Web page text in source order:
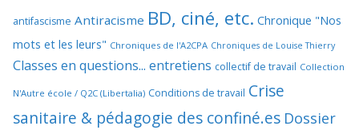
antifascisme Antiracisme BD, ciné, etc. Chronique "Nos
mots et les leurs" Chroniques de l'A2CPA Chroniques de Louise Thierry
Classes en questions... entretiens collectif de travail Collection
N'Autre école / Q2C (Libertalia) Conditions de travail Crise
sanitaire & pédagogie des confiné.es Dossier